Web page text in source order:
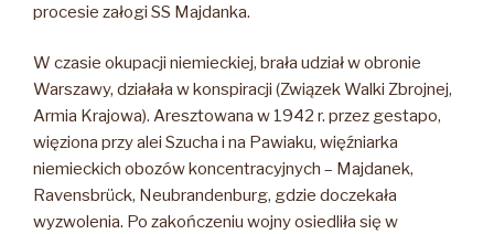
procesie załogi SS Majdanka.
W czasie okupacji niemieckiej, brała udział w obronie
Warszawy, działała w konspiracji (Związek Walki Zbrojnej,
Armia Krajowa). Aresztowana w 1942 r. przez gestapo,
więziona przy alei Szucha i na Pawiaku, więźniarka
niemieckich obozów koncentracyjnych – Majdanek,
Ravensbrück, Neubrandenburg, gdzie doczekała
wyzwolenia. Po zakończeniu wojny osiedliła się w